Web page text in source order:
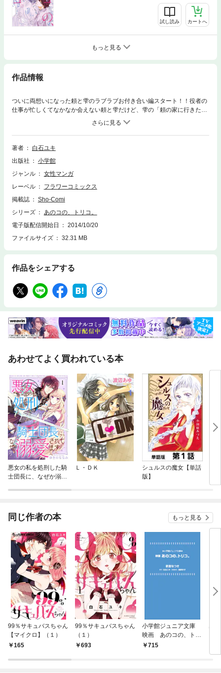
試し読み カートへ
もっと見る
作品情報
ついに両想いになった頼と雫のラブラブお付き合い編スタート！！役者の
仕事が忙しくてなかなか会えない頼と雫だけど、雫の「頼の家に行きた
い」の大胆発言で、二人きりで頼のおうちへ…（＞_＜）さらに、修学旅
行では一夜を共に…！？きゅんきゅんエピソード満載な日々に嬉しすぎる
頼。でも、そんな2人の前に、「雫の初恋の人」が現れて…！？ますます
目が離せないラブ度MAX最新刊！！
著者
白石ユキ
出版社
小学館
ジャンル
女性マンガ
レーベル
フラワーコミックス
掲載誌
Sho-Comi
シリーズ
あのコの、トリコ。
電子版配信開始日
2014/10/20
ファイルサイズ
32.31 MB
作品をシェアする
あわせてよく買われている本
悪女の私を処刑した騎
士団長に、なぜか溺愛
Ｌ・ＤＫ
シュルスの魔女【単話
版】
同じ作者の本 もっと見る
99％サキュバスちゃん
【マイクロ】（１）
165
99％サキュバスちゃん
（１）
693
小学館ジュニア文庫
映画 あのコの、トリ
コ。715
窮